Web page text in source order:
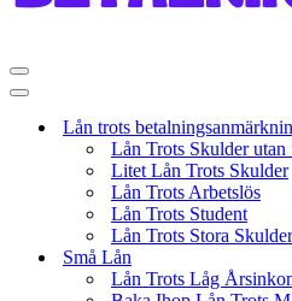
Navigeringsmeny
Navigeringsmeny
Lån trots
Lån Trots Skulder utan
Litet Lån Trots Skulder
Lån Trots Arbetslös
Lån Trots Student
Lån Trots Stora Skulder
Små Lån
Lån Trots Låg